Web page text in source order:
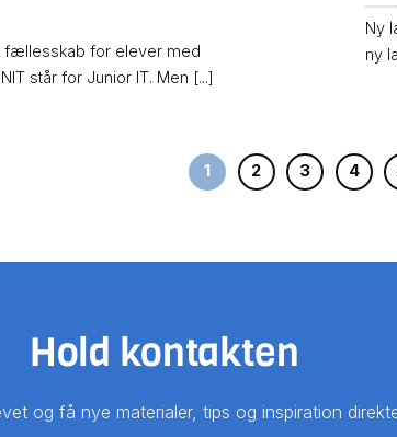
fællesskab for elever med
står for Junior IT. Men [...]
Ny
ny
1 2 3 4
Hold kontakten
og få nye materialer, tips og inspiration